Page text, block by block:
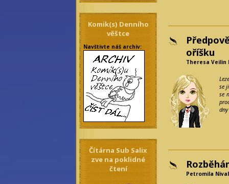
Komik(s) Denního
věštce
Navštivte náš archiv:
Čítárna Sub Salix
zve na poklidné
čtení
oříšku
Theresa Veilin
se
se
Petromila